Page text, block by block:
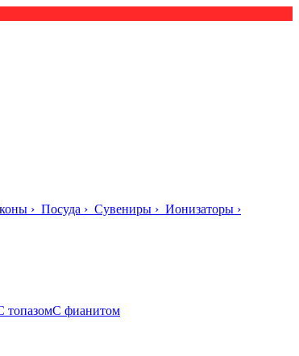
› Посуда › Сувениры › Ионизаторы ›
топазомС фианитом